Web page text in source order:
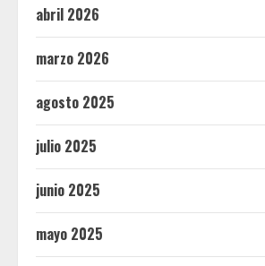
abril 2026
marzo 2026
agosto 2025
julio 2025
junio 2025
mayo 2025